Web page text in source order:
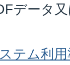
データ
テム利